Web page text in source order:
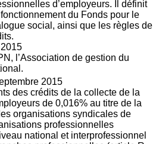
d’employeurs. Il définit
fonctionnement du Fonds pour le
social, ainsi que les règles de
l’Association de gestion du
2015
des crédits de la collecte de la
de 0,016% au titre de la
organisations syndicales de
professionnelles
national et interprofessionnel